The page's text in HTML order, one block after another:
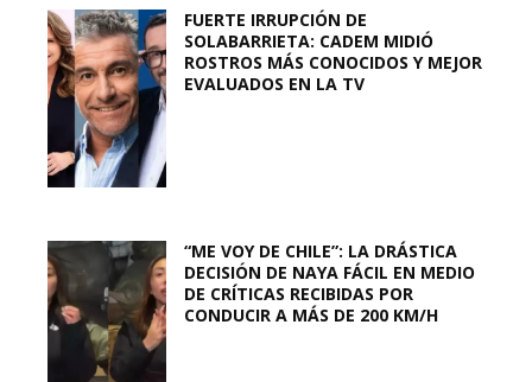
FUERTE IRRUPCIÓN DE
SOLABARRIETA: CADEM MIDIÓ
ROSTROS MÁS CONOCIDOS Y MEJOR
EVALUADOS EN LA TV
“ME VOY DE CHILE”: LA DRÁSTICA
DECISIÓN DE NAYA FÁCIL EN MEDIO
DE CRÍTICAS RECIBIDAS POR
CONDUCIR A MÁS DE 200 KM/H